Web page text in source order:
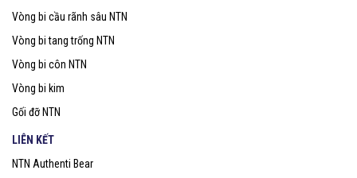
Vòng bi cầu rãnh sâu NTN
Vòng bi tang trống NTN
Vòng bi côn NTN
Vòng bi kim
Gối đỡ NTN
LIÊN KẾT
NTN Authenti Bear